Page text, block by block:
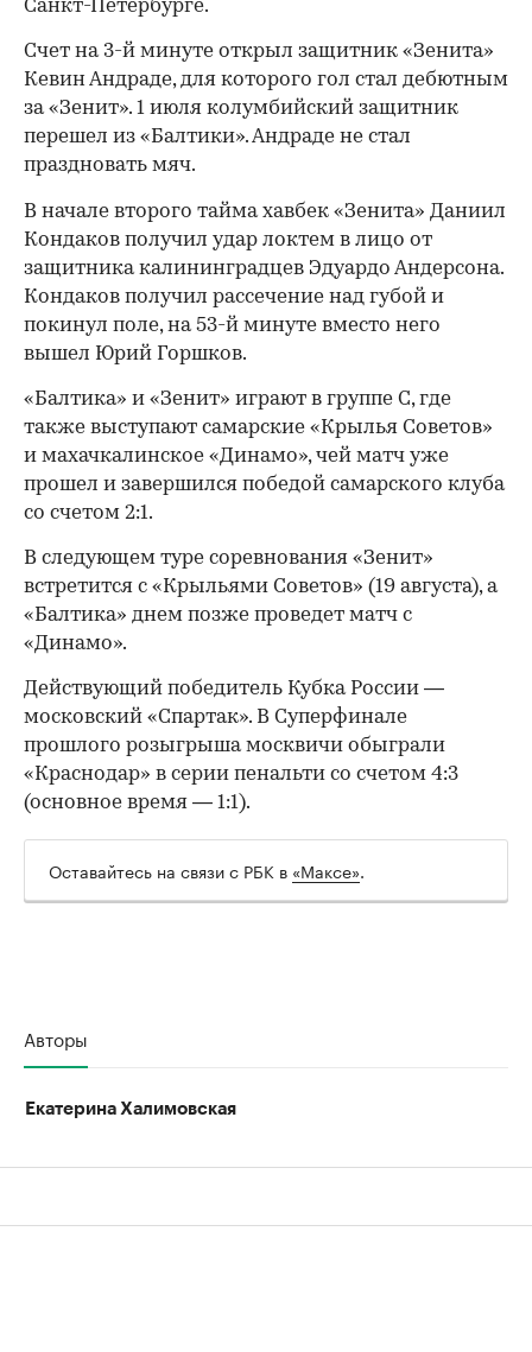
Санкт-Петербурге.
Счет на 3-й минуте открыл защитник «Зенита»
Кевин Андраде, для которого гол стал дебютным
за «Зенит». 1 июля колумбийский защитник
перешел из «Балтики». Андраде не стал
праздновать мяч.
В начале второго тайма хавбек «Зенита» Даниил
Кондаков получил удар локтем в лицо от
защитника калининградцев Эдуардо Андерсона.
Кондаков получил рассечение над губой и
покинул поле, на 53-й минуте вместо него
вышел Юрий Горшков.
«Балтика» и «Зенит» играют в группе C, где
также выступают самарские «Крылья Советов»
и махачкалинское «Динамо», чей матч уже
прошел и завершился победой самарского клуба
со счетом 2:1.
В следующем туре соревнования «Зенит»
встретится с «Крыльями Советов» (19 августа), а
«Балтика» днем позже проведет матч с
«Динамо».
Действующий победитель Кубка России —
московский «Спартак». В Суперфинале
прошлого розыгрыша москвичи обыграли
«Краснодар» в серии пенальти со счетом 4:3
(основное время — 1:1).
Оставайтесь на связи с РБК в «Максе».
Авторы
Екатерина Халимовская